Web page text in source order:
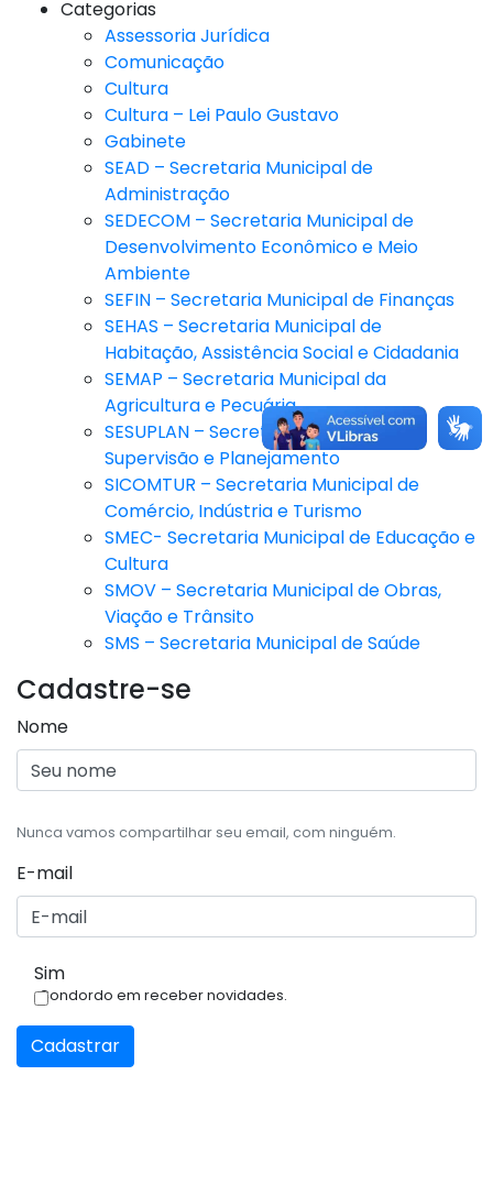
Categorias
Assessoria Jurídica
Comunicação
Cultura
Cultura – Lei Paulo Gustavo
Gabinete
SEAD – Secretaria Municipal de
Administração
SEDECOM – Secretaria Municipal de
Desenvolvimento Econômico e Meio
Ambiente
SEFIN – Secretaria Municipal de Finanças
SEHAS – Secretaria Municipal de
Habitação, Assistência Social e Cidadania
SEMAP – Secretaria Municipal da
Agricultura e Pecuária
SESUPLAN – Secretaria Municipal de
Supervisão e Planejamento
SICOMTUR – Secretaria Municipal de
Comércio, Indústria e Turismo
SMEC- Secretaria Municipal de Educação e
Cultura
SMOV – Secretaria Municipal de Obras,
Viação e Trânsito
SMS – Secretaria Municipal de Saúde
Cadastre-se
Nome
Nunca vamos compartilhar seu email, com ninguém.
E-mail
Sim
Condordo em receber novidades.
Cadastrar